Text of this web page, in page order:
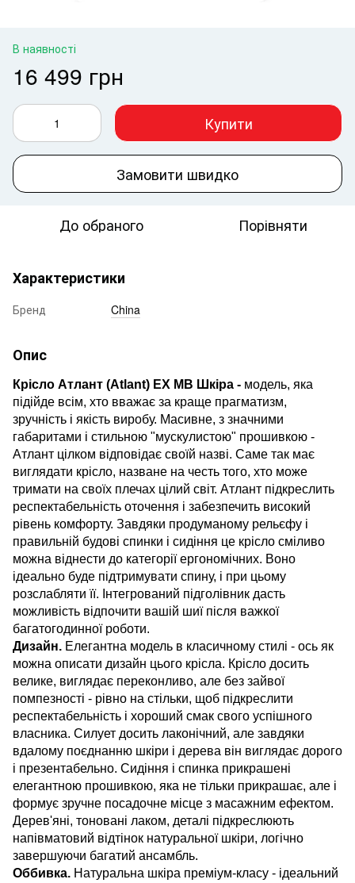
В наявності
16 499 грн
Купити
Замовити швидко
До обраного Порівняти
Характеристики
Бренд China
Опис
Крісло Атлант (Atlant) EX MB Шкіра - модель, яка
підійде всім, хто вважає за краще прагматизм,
зручність і якість виробу. Масивне, з значними
габаритами і стильною "мускулистою" прошивкою -
Атлант цілком відповідає своїй назві. Саме так має
виглядати крісло, назване на честь того, хто може
тримати на своїх плечах цілий світ. Атлант підкреслить
респектабельність оточення і забезпечить високий
рівень комфорту. Завдяки продуманому рельєфу і
правильній будові спинки і сидіння це крісло сміливо
можна віднести до категорії ергономічних. Воно
ідеально буде підтримувати спину, і при цьому
розслабляти її. Інтегрований підголівник дасть
можливість відпочити вашій шиї після важкої
багатогодинної роботи.
Дизайн. Елегантна модель в класичному стилі - ось як
можна описати дизайн цього крісла. Крісло досить
велике, виглядає переконливо, але без зайвої
помпезності - рівно на стільки, щоб підкреслити
респектабельність і хороший смак свого успішного
власника. Силует досить лаконічний, але завдяки
вдалому поєднанню шкіри і дерева він виглядає дорого
і презентабельно. Сидіння і спинка прикрашені
елегантною прошивкою, яка не тільки прикрашає, але і
формує зручне посадочне місце з масажним ефектом.
Дерев'яні, тоновані лаком, деталі підкреслюють
напівматовий відтінок натуральної шкіри, логічно
завершуючи багатий ансамбль.
Оббивка. Натуральна шкіра преміум-класу - ідеальний